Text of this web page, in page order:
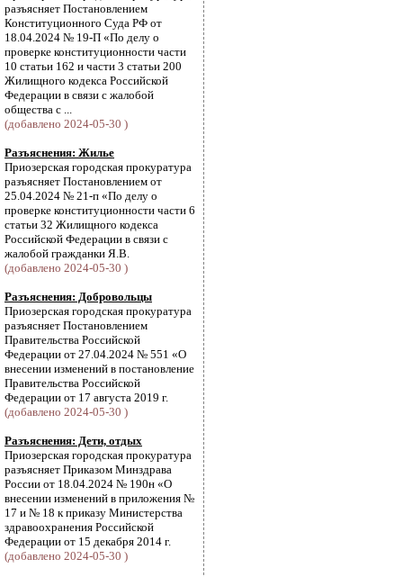
разъясняет Постановлением
Конституционного Суда РФ от
18.04.2024 № 19-П «По делу о
проверке конституционности части
10 статьи 162 и части 3 статьи 200
Жилищного кодекса Российской
Федерации в связи с жалобой
общества с ...
(добавлено 2024-05-30 )
Разъяснения: Жилье
Приозерская городская прокуратура
разъясняет Постановлением от
25.04.2024 № 21-п «По делу о
проверке конституционности части 6
статьи 32 Жилищного кодекса
Российской Федерации в связи с
жалобой гражданки Я.В.
(добавлено 2024-05-30 )
Разъяснения: Добровольцы
Приозерская городская прокуратура
разъясняет Постановлением
Правительства Российской
Федерации от 27.04.2024 № 551 «О
внесении изменений в постановление
Правительства Российской
Федерации от 17 августа 2019 г.
(добавлено 2024-05-30 )
Разъяснения: Дети, отдых
Приозерская городская прокуратура
разъясняет Приказом Минздрава
России от 18.04.2024 № 190н «О
внесении изменений в приложения №
17 и № 18 к приказу Министерства
здравоохранения Российской
Федерации от 15 декабря 2014 г.
(добавлено 2024-05-30 )